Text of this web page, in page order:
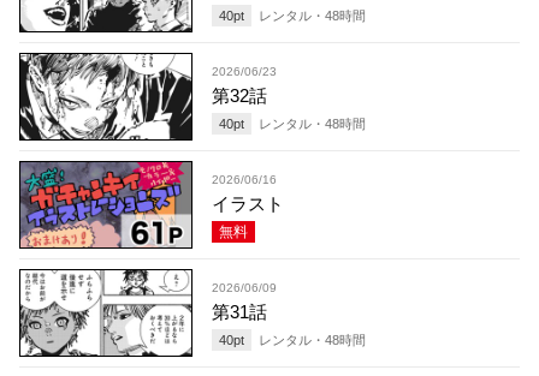
40pt レンタル・ 48時間
2026/06/23
第32話
40pt レンタル・ 48時間
2026/06/16
イラスト
無料
2026/06/09
第31話
40pt レンタル・ 48時間